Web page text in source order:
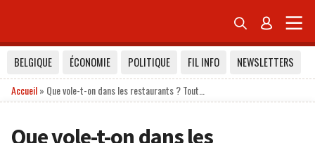
 
BELGIQUE ÉCONOMIE POLITIQUE FIL INFO
NEWSLETTERS
Accueil» Que vole-t-on dans les restaurants ? Tout…
Que vole-t-on dans les